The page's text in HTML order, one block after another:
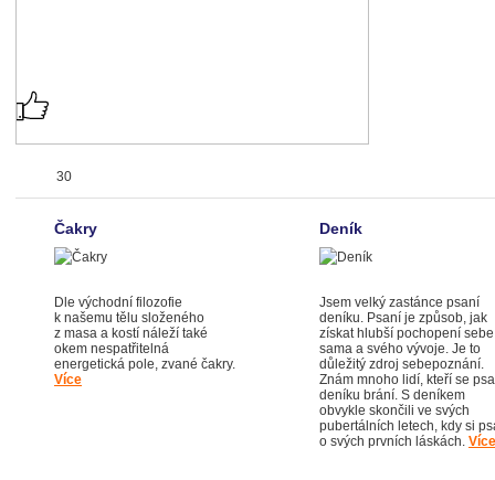
30
Čakry
Dle východní filozofie
k našemu tělu složeného
z masa a kostí náleží také
okem nespatřitelná
energetická pole, zvané čakry.
Více
Deník
Jsem velký zastánce psaní
deníku. Psaní je způsob, jak
získat hlubší pochopení sebe
sama a svého vývoje. Je to
důležitý zdroj sebepoznání.
Znám mnoho lidí, kteří se
deníku brání. S deníkem
obvykle skončili ve svých
pubertálních letech, kdy si
o svých prvních láskách. Více